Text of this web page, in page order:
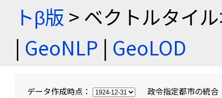
トβ版 > ベクトルタイ
| GeoNLP | GeoLOD
データ作成時点： 政令指定都市の統